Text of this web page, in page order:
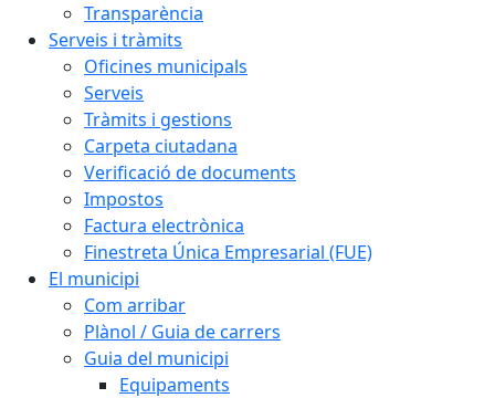
Transparència
Serveis i tràmits
Oficines municipals
Serveis
Tràmits i gestions
Carpeta ciutadana
Verificació de documents
Impostos
Factura electrònica
Finestreta Única Empresarial (FUE)
El municipi
Com arribar
Plànol / Guia de carrers
Guia del municipi
Equipaments